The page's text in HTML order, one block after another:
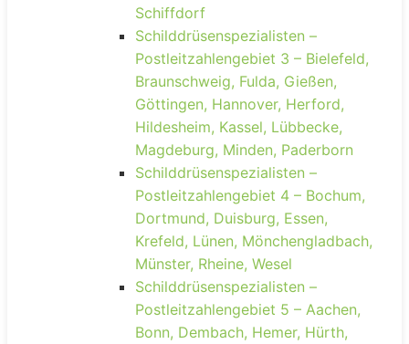
Schiffdorf
Schilddrüsenspezialisten –
Postleitzahlengebiet 3 – Bielefeld,
Braunschweig, Fulda, Gießen,
Göttingen, Hannover, Herford,
Hildesheim, Kassel, Lübbecke,
Magdeburg, Minden, Paderborn
Schilddrüsenspezialisten –
Postleitzahlengebiet 4 – Bochum,
Dortmund, Duisburg, Essen,
Krefeld, Lünen, Mönchengladbach,
Münster, Rheine, Wesel
Schilddrüsenspezialisten –
Postleitzahlengebiet 5 – Aachen,
Bonn, Dembach, Hemer, Hürth,